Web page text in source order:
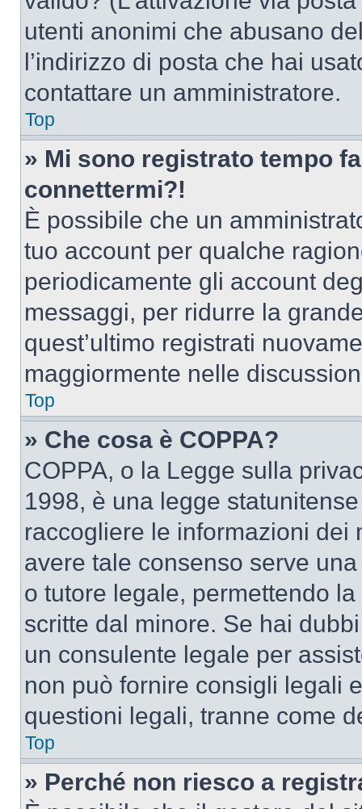
utenti anonimi che abusano
l’indirizzo di posta che hai
contattare un amministratore.
Top
» Mi sono registrato tempo
connettermi?!
È possibile che un
tuo account per qualche
periodicamente gli account
messaggi, per ridurre la
quest’ultimo registrati
maggiormente nelle
Top
» Che cosa è COPPA?
COPPA, o la Legge sulla
1998, è una legge
raccogliere le informazioni dei
avere tale consenso serve
o tutore legale, permettendo
scritte dal minore. Se hai
un consulente legale per
non può fornire consigli legali
questioni legali, tranne come
Top
» Perché non riesco a